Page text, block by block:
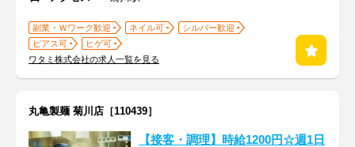
副業・Ｗワーク歓迎 ネイル可
シルバー歓迎
ピアス可
ヒゲ可
ワタミ株式会社の求人一覧を見る
丸亀製麺 菊川店［110439］
【接客・調理】時給1200円☆週1日